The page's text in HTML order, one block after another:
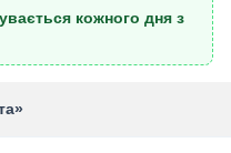
кожного дня з